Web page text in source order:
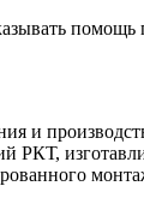
помощь
и
РКТ,